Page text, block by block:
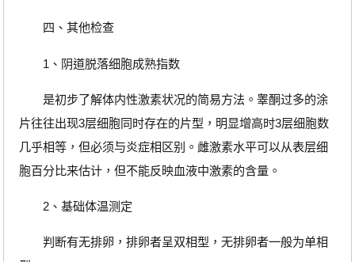
四、其他检查
1、阴道脱落细胞成熟指数
是初步了解体内性激素状况的简易方法。睾酮过多的涂
片往往出现3层细胞同时存在的片型，明显增高时3层细胞数
几乎相等，但必须与炎症相区别。雌激素水平可以从表层细
胞百分比来估计，但不能反映血液中激素的含量。
2、基础体温测定
判断有无排卵，排卵者呈双相型，无排卵者一般为单相